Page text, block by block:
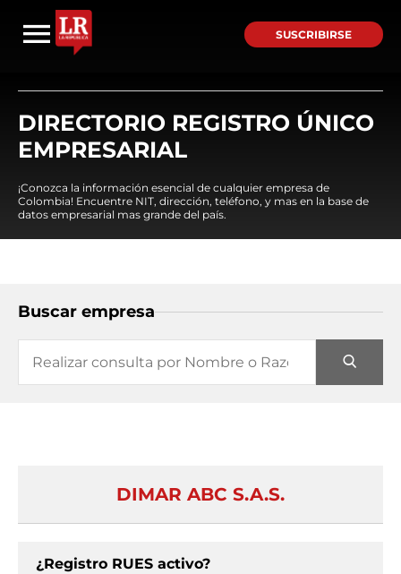
SUSCRIBIRSE
DIRECTORIO REGISTRO ÚNICO
EMPRESARIAL
¡Conozca la información esencial de cualquier empresa de
Colombia! Encuentre NIT, dirección, teléfono, y mas en la base de
datos empresarial mas grande del país.
Buscar empresa
DIMAR ABC S.A.S.
¿Registro RUES activo?